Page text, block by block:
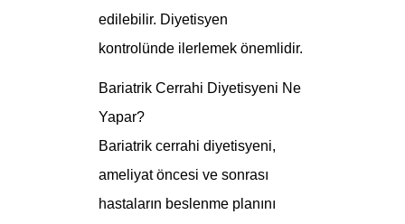
edilebilir. Diyetisyen
kontrolünde ilerlemek önemlidir.
Bariatrik Cerrahi Diyetisyeni Ne
Yapar?
Bariatrik cerrahi diyetisyeni,
ameliyat öncesi ve sonrası
hastaların beslenme planını